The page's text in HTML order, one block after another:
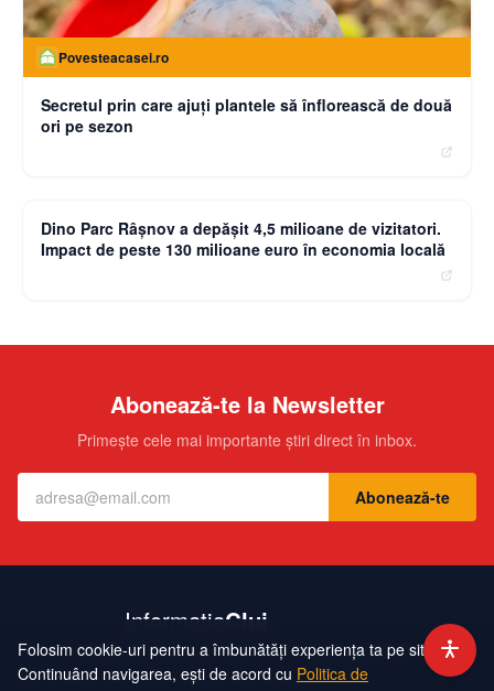
Povesteacasei.ro
Secretul prin care ajuți plantele să înflorească de două
ori pe sezon
Dino Parc Râșnov a depășit 4,5 milioane de vizitatori.
Impact de peste 130 milioane euro în economia locală
Abonează-te la Newsletter
Primește cele mai importante știri direct în inbox.
Abonează-te
ContactEchipa Publicitate Politică de ConfidențialitateHartă Site
Folosim cookie-uri pentru a îmbunătăți experiența ta pe site.
Continuând navigarea, ești de acord cu Politica de